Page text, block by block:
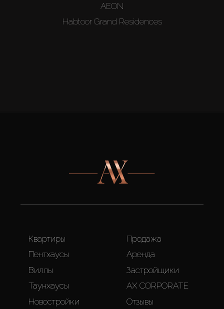
AEON
Habtoor Grand Residences
Квартиры
Пентхаусы
Виллы
Таунхаусы
Новостройки
Продажа
Аренда
Застройщики
AX CORPORATE
Отзывы